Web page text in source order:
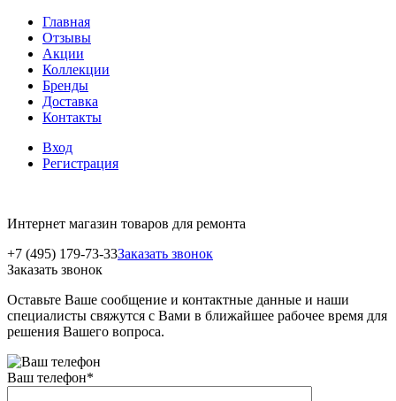
Главная
Отзывы
Акции
Коллекции
Бренды
Доставка
Контакты
Вход
Регистрация
Интернет магазин товаров для ремонта
+7 (495) 179-73-33Заказать звонок
Заказать звонок
Оставьте Ваше сообщение и контактные данные и наши
специалисты свяжутся с Вами в ближайшее рабочее время для
решения Вашего вопроса.
Ваш телефон*